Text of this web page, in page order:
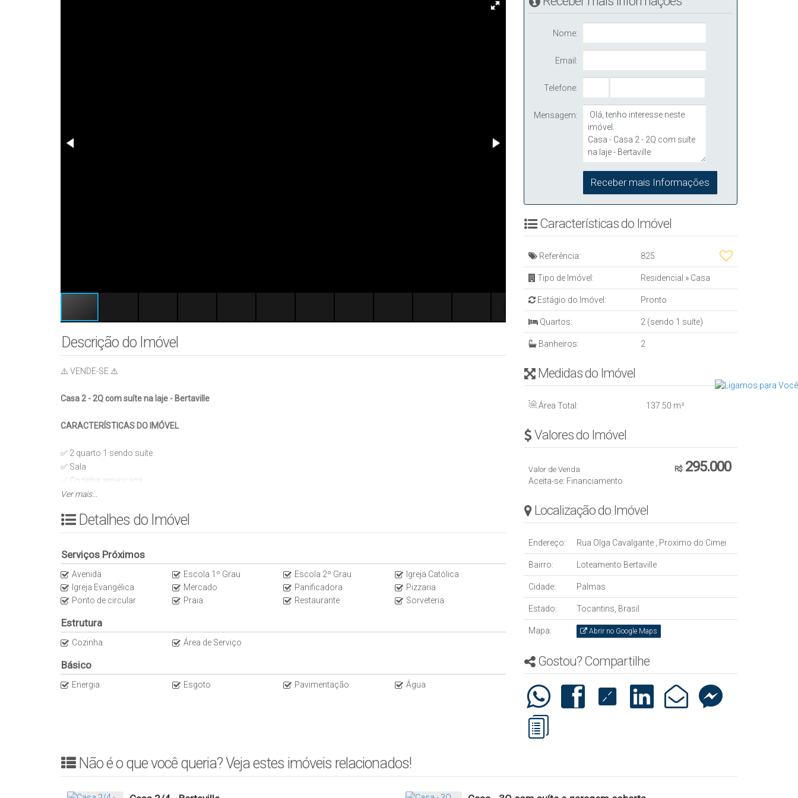
Descrição do Imóvel
⚠️ VENDE-SE ⚠️
Casa 2 - 2Q com suíte na laje - Bertaville
CARACTERÍSTICAS DO IMÓVEL
✅ 2 quarto 1 sendo suíte
✅ Sala
✅ Cozinha americana
✅ 1 banheiro social
✅ Entradas individuais
✅ Imóvel na laje
DIFERENCIAIS
✅ Churrasqueira
✅ Concertina (brinde)
TAMANHOS
✅ Área construída: 72m²
📌 Documentação pronta para financiamento na entrega
Ver mais...
Detalhes do Imóvel
Serviços Próximos
Avenida Escola 1º Grau Escola 2º Grau
Igreja Católica
Igreja Evangélica
Mercado Panificadora
Pizzaria
Ponto de circular
Praia Restaurante Sorveteria
Estrutura
Cozinha Área de Serviço
Básico
Energia Esgoto Pavimentação Água
Nome:
Email:
Telefone:
Mensagem:
Características do Imóvel
Referência: 825
Tipo de Imóvel: Residencial » Casa
Estágio do Imóvel: Pronto
Quartos: 2 (sendo 1 suíte)
Banheiros: 2
Medidas do Imóvel
Área Total: 137 .50 m²
Valores do Imóvel
R$295.000
Valor de Venda
Aceita-se: Financiamento
Localização do Imóvel
Endereço: Rua Olga Cavalgante Proximo do Cimei
Bairro: Loteamento Bertaville
Cidade: Palmas
Estado: Tocantins, Brasil
Mapa: Abrir no Google Maps
Gostou? Compartilhe
Não é o que você queria? Veja estes imóveis relacionados!